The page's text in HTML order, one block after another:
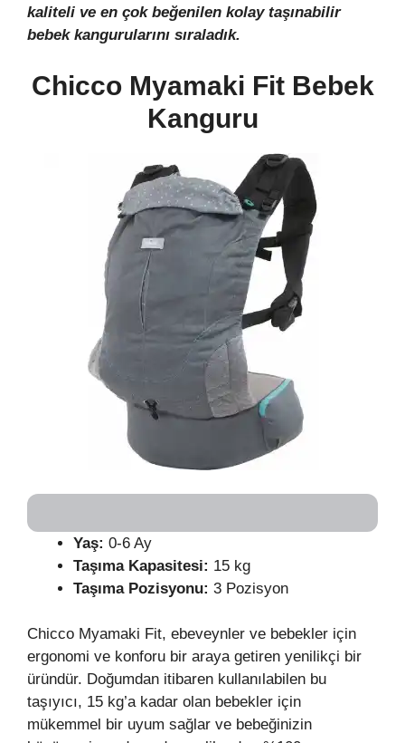
kaliteli ve en çok beğenilen kolay taşınabilir
bebek kangurularını sıraladık.
Chicco Myamaki Fit Bebek
Kanguru
Yaş: 0-6 Ay
Taşıma Kapasitesi: 15 kg
Taşıma Pozisyonu: 3 Pozisyon
Chicco Myamaki Fit, ebeveynler ve bebekler için
ergonomi ve konforu bir araya getiren yenilikçi bir
üründür. Doğumdan itibaren kullanılabilen bu
taşıyıcı, 15 kg’a kadar olan bebekler için
mükemmel bir uyum sağlar ve bebeğinizin